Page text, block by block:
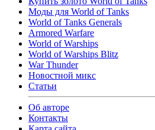
Моды для World of Tanks
World of Tanks Generals
Armored Warfare
World of Warships
World of Warships Blitz
War Thunder
Новостной микс
Статьи
Об авторе
Контакты